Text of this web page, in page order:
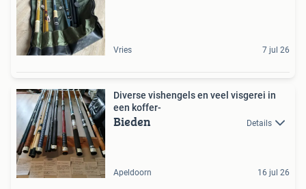
Vries 7 jul 26
Diverse vishengels en veel visgerei in
een koffer-
Bieden Details
Apeldoorn 16 jul 26